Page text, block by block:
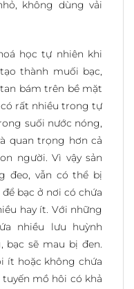
không dùng vải
học tự nhiên khi
thành muối bạc,
bám trên bề mặt
có rất nhiều trong tự
suối nước nóng,
quan trọng hơn cả
người. Vì vậy sản
đeo, vẫn có thể bị
bạc ở nơi có chứa
hay ít. Với những
nhiều lưu huỳnh
sẽ mau bị đen.
ít hoặc không chứa
mồ hôi có khả